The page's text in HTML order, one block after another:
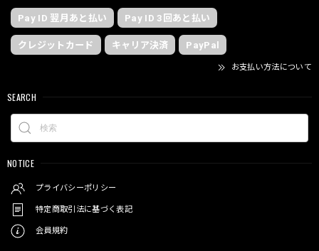
Pay ID 翌月あと払い Pay ID 3回あと払い
クレジットカード キャリア決済 PayPal
お支払い方法について
SEARCH
NOTICE
プライバシーポリシー
特定商取引法に基づく表記
会員規約